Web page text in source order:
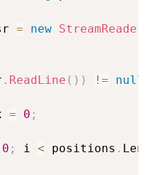
= new StreamReader
. ReadLine ( ) ) != null
= 0 ;
0 ; i < positions .